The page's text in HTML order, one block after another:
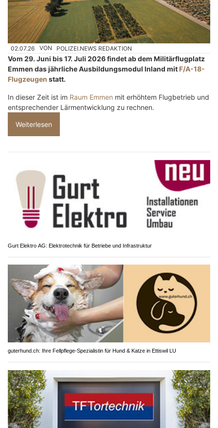
02.07.26 VON POLIZEI.NEWS REDAKTION
Vom 29. Juni bis 17. Juli 2026 findet ab dem Militärflugplatz
Emmen das jährliche Ausbildungsmodul Inland mit F/A-18-
Flugzeugen statt.
In dieser Zeit ist im Raum Emmen mit erhöhtem Flugbetrieb und
entsprechender Lärmentwicklung zu rechnen.
Weiterlesen
Gurt Elektro AG: Elektrotechnik für Betriebe und Infrastruktur
guterhund.ch: Ihre Fellpflege-Spezialistin für Hund & Katze in Ettiswil LU